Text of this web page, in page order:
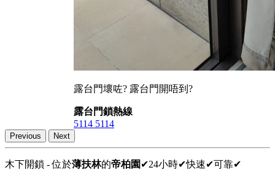
露台門壞咗? 露台門開唔到?
露台門鎖熱線
5114 5114
Previous Next
木下開鎖 - 位於薄扶林的帝柏園 ✔24小時✔快速✔可靠✔